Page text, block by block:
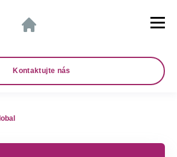
Kontaktujte nás